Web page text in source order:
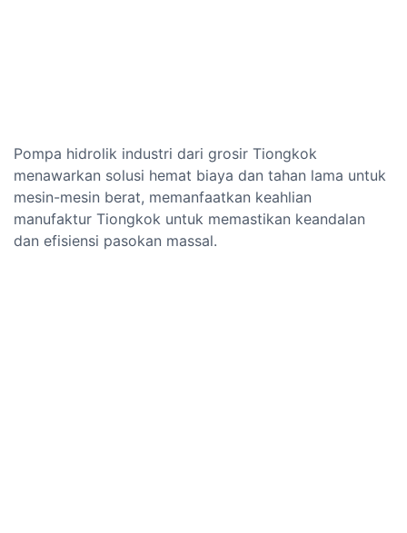
Pompa hidrolik industri dari grosir Tiongkok
menawarkan solusi hemat biaya dan tahan lama untuk
mesin-mesin berat, memanfaatkan keahlian
manufaktur Tiongkok untuk memastikan keandalan
dan efisiensi pasokan massal.